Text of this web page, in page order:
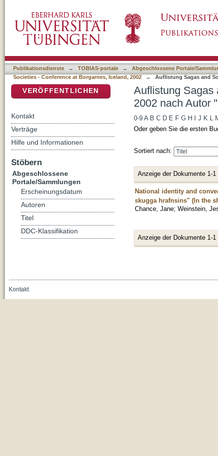
Jane"
Publikationsdienste → TOBIAS-portale →
Abgeschlossene Portale/
Societies - Conference at Borgarnes, Iceland, 2002
→ Auflistung Sagas and
Auflistung Sagas
2002 nach Autor
0-9 A B C D E F G H J K L
Oder geben Sie die ersten
Sortiert nach:
Anzeige der Dokumente 1-1
National identity and
skugga hrafnsins" (In the
Chance, Jane; Weinstein,
Anzeige der Dokumente 1-1
VERÖFFENTLICHEN
Kontakt
Verträge
Hilfe und Informationen
Stöbern
Abgeschlossene
Portale/Sammlungen
Erscheinungsdatum
Autoren
Titel
DDC-Klassifikation
Kontakt